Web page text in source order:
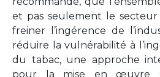
et pas seulement le
freiner l’ingérence de
réduire la vulnérabilité à
du tabac, une approche
pour la mise en œuvre